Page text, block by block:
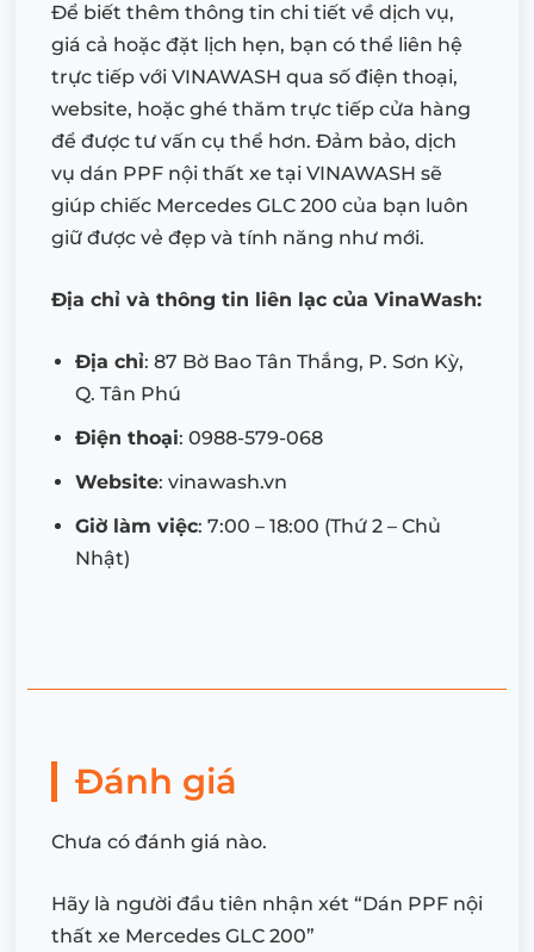
Để biết thêm thông tin chi tiết về dịch vụ,
giá cả hoặc đặt lịch hẹn, bạn có thể liên hệ
trực tiếp với VINAWASH qua số điện thoại,
website, hoặc ghé thăm trực tiếp cửa hàng
để được tư vấn cụ thể hơn. Đảm bảo, dịch
vụ dán PPF nội thất xe tại VINAWASH sẽ
giúp chiếc Mercedes GLC 200 của bạn luôn
giữ được vẻ đẹp và tính năng như mới.
Địa chỉ và thông tin liên lạc của VinaWash:
Địa chỉ: 87 Bờ Bao Tân Thắng, P. Sơn Kỳ,
Q. Tân Phú
Điện thoại: 0988-579-068
Website: vinawash.vn
Giờ làm việc: 7:00 – 18:00 (Thứ 2 – Chủ
Nhật)
Đánh giá
Chưa có đánh giá nào.
Hãy là người đầu tiên nhận xét “Dán PPF nội
thất xe Mercedes GLC 200”